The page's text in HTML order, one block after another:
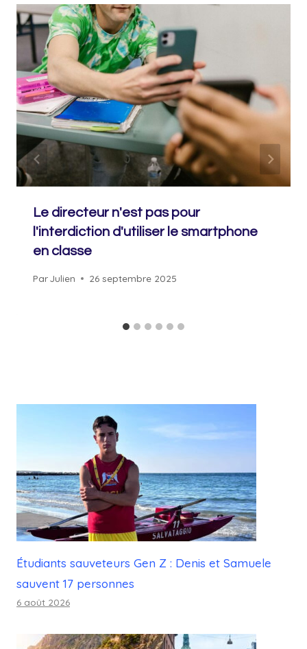
Le directeur n'est pas pour
l'interdiction d'utiliser le smartphone
en classe
ParJulien 26 septembre 2025
Étudiants sauveteurs Gen Z : Denis et Samuele
sauvent 17 personnes
6 août 2026